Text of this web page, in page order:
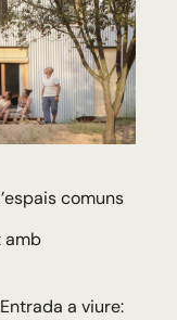
comuns
amb
Entrada a viure: